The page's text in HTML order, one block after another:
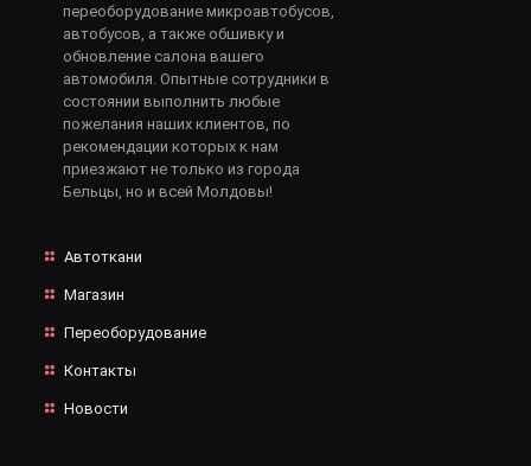
переоборудование микроавтобусов,
автобусов, а также обшивку и
обновление салона вашего
автомобиля. Опытные сотрудники в
состоянии выполнить любые
пожелания наших клиентов, по
рекомендации которых к нам
приезжают не только из города
Бельцы, но и всей Молдовы!
Автоткани
Магазин
Переоборудование
Контакты
Новости